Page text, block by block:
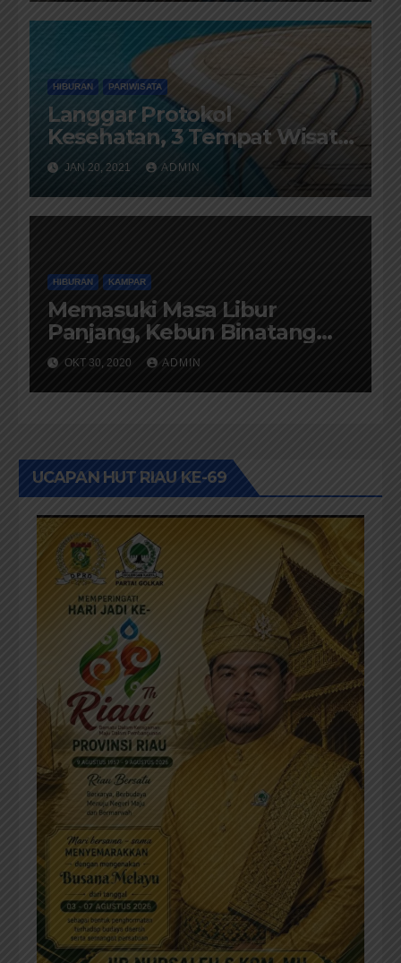
HIBURAN PARIWISATA
Langgar Protokol
Kesehatan, 3 Tempat Wisata
Garut Disegel
JAN 20, 2021 ADMIN
HIBURAN KAMPAR
Memasuki Masa Libur
Panjang, Kebun Binatang
Kasang Kulim Zoo Buka
Setiap Hari
OKT 30, 2020 ADMIN
UCAPAN HUT RIAU KE-69